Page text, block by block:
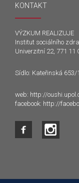
KONTAKT
VÝZKUM REALIZUJE
Institut sociálního
Univerzitní 22, 771 11
Sídlo: Kateřinská 653/
web: http://
facebook: http://